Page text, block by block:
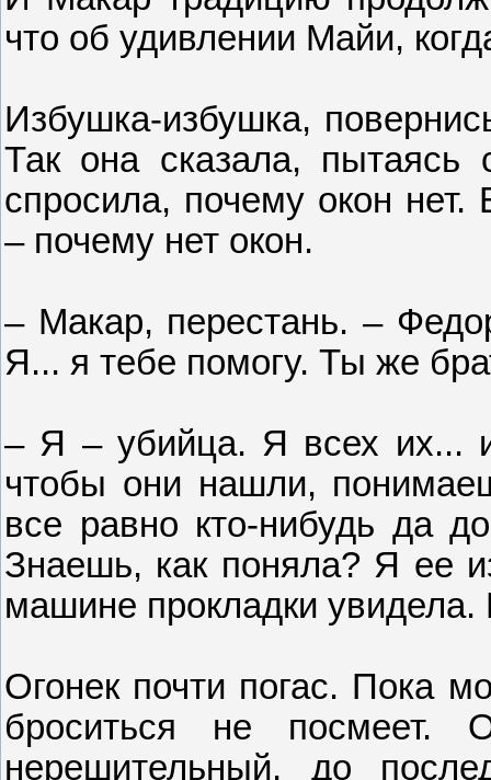
что об удивлении Майи,
Избушка-избушка,
Так она сказала,
спросила, почему окон
– почему нет окон.
– Макар, перестань. –
Я... я тебе помогу. Ты же
– Я – убийца. Я всех их...
чтобы они нашли,
все равно кто-нибудь да
Знаешь, как поняла? Я ее
машине прокладки
Огонек почти погас. Пока
броситься не
нерешительный, до